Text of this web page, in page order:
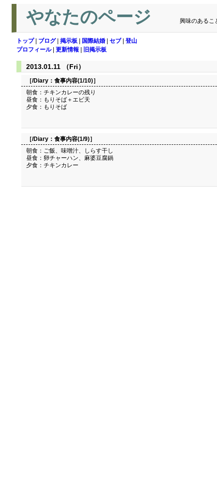
やなたのページ 興味のあるこ
トップ| ブログ| 掲示板 国際結婚 セブ| 登山
プロフィール| 更新情報 旧掲示板
2013.01.11 （Fri）
［/Diary： 食事内容(1/10)］
朝食：チキンカレーの残り
昼食：もりそば＋エビ天
夕食：もりそば
［/Diary： 食事内容(1/9)］
朝食：ご飯、味噌汁、しらす干し
昼食：卵チャーハン、麻婆豆腐鍋
夕食：チキンカレー